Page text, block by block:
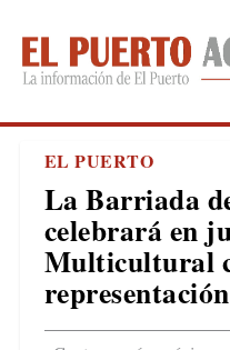
EL PUERTO
La Barriada
celebrará en
Multicultural